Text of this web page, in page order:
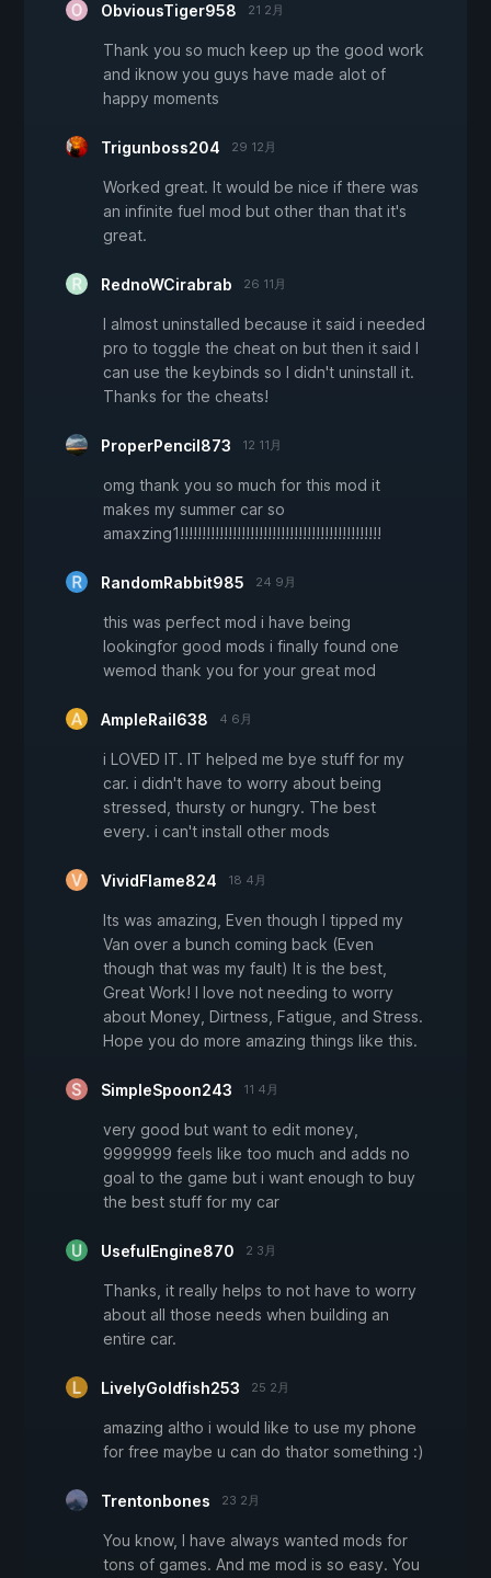
ObviousTiger958 21 2月
Thank you so much keep up the good work
and iknow you guys have made alot of
happy moments
Trigunboss204 29 12月
Worked great. It would be nice if there was
an infinite fuel mod but other than that it's
great.
RednoWCirabrab 26 11月
I almost uninstalled because it said i needed
pro to toggle the cheat on but then it said I
can use the keybinds so I didn't uninstall it.
Thanks for the cheats!
ProperPencil873 12 11月
omg thank you so much for this mod it
makes my summer car so
amaxzing1!!!!!!!!!!!!!!!!!!!!!!!!!!!!!!!!!!!!!!!!!!!!!!
RandomRabbit985 24 9月
this was perfect mod i have being
lookingfor good mods i finally found one
wemod thank you for your great mod
AmpleRail638 4 6月
i LOVED IT. IT helped me bye stuff for my
car. i didn't have to worry about being
stressed, thursty or hungry. The best
every. i can't install other mods
VividFlame824 18 4月
Its was amazing, Even though I tipped my
Van over a bunch coming back (Even
though that was my fault) It is the best,
Great Work! I love not needing to worry
about Money, Dirtness, Fatigue, and Stress.
Hope you do more amazing things like this.
SimpleSpoon243 11 4月
very good but want to edit money,
9999999 feels like too much and adds no
goal to the game but i want enough to buy
the best stuff for my car
UsefulEngine870 2 3月
Thanks, it really helps to not have to worry
about all those needs when building an
entire car.
LivelyGoldfish253 25 2月
amazing altho i would like to use my phone
for free maybe u can do thator something :)
Trentonbones 23 2月
You know, I have always wanted mods for
tons of games. And me mod is so easy. You